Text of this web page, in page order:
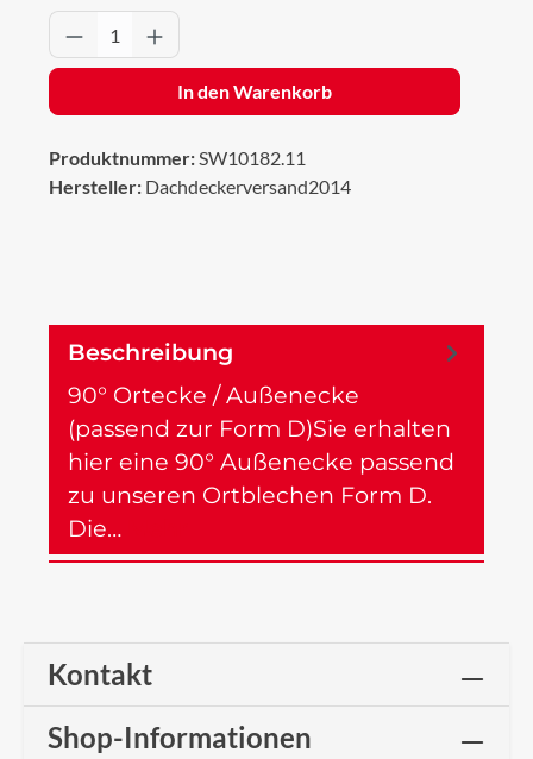
Produkt Anzahl: Gib den gewünschten
In den Warenkorb
Produktnummer:SW10182.11
Hersteller: Dachdeckerversand2014
Beschreibung
90° Ortecke / Außenecke
(passend zur Form D)Sie erhalten
hier eine 90° Außenecke passend
zu unseren Ortblechen Form D.
Die…
Kontakt
Shop-Informationen